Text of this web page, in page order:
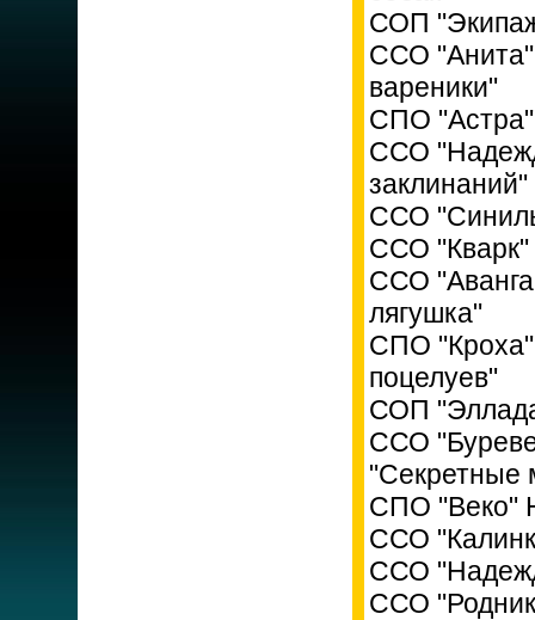
СОП
ССО
вареники"
СПО
ССО
заклинаний"
ССО
ССО "Кварк"
ССО
лягушка"
СПО
поцелуев"
СОП
ССО
"Секретные
СПО "Веко"
ССО
ССО
ССО